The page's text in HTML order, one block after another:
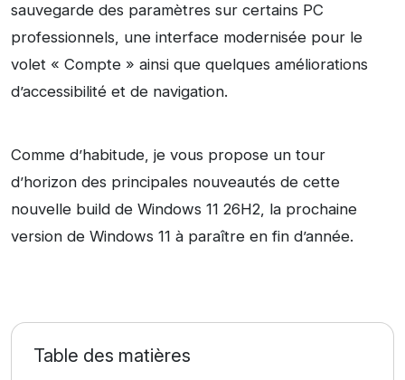
sauvegarde des paramètres sur certains PC
professionnels, une interface modernisée pour le
volet « Compte » ainsi que quelques améliorations
d’accessibilité et de navigation.
Comme d’habitude, je vous propose un tour
d’horizon des principales nouveautés de cette
nouvelle build de Windows 11 26H2, la prochaine
version de Windows 11 à paraître en fin d’année.
Table des matières